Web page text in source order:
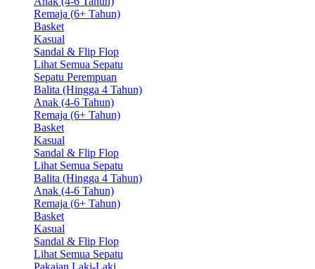
Remaja (6+ Tahun)
Basket
Kasual
Sandal & Flip Flop
Lihat Semua Sepatu
Sepatu Perempuan
Balita (Hingga 4 Tahun)
Anak (4-6 Tahun)
Remaja (6+ Tahun)
Basket
Kasual
Sandal & Flip Flop
Lihat Semua Sepatu
Balita (Hingga 4 Tahun)
Anak (4-6 Tahun)
Remaja (6+ Tahun)
Basket
Kasual
Sandal & Flip Flop
Lihat Semua Sepatu
Pakaian Laki-Laki